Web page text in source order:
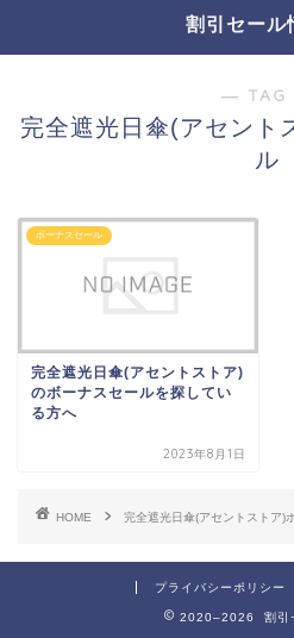
割引セール
―
完全遮光日傘(アセント
ル
ボーナスセール
完全遮光日傘(アセントストア)
のボーナスセールを探してい
る方へ
2023年8月1日
HOME 完全遮光日傘(アセントストア)
プライバシーポリシー
2020–2026 割引